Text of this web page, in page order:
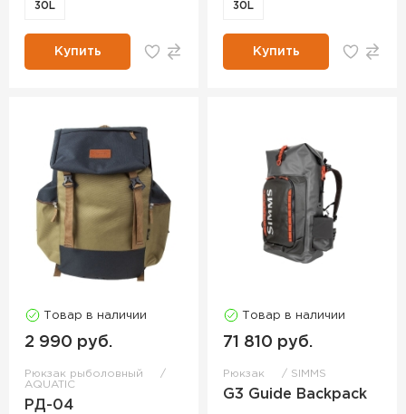
30L
Купить
30L
Купить
Товар в наличии
2 990 руб.
Рюкзак рыболовный
AQUATIC
РД-04
Товар в наличии
71 810 руб.
Рюкзак SIMMS
G3 Guide Backpack